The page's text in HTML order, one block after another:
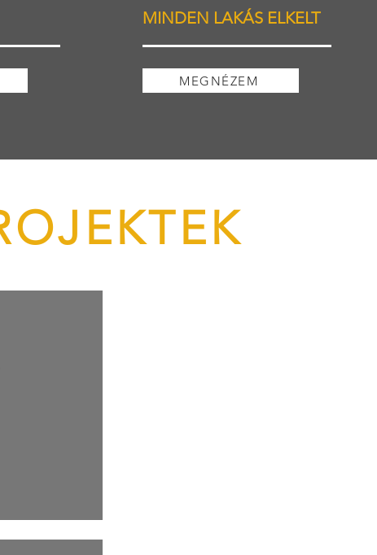
MINDEN LAKÁS ELKELT
MEGNÉZEM